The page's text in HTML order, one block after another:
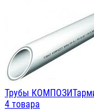
Трубы
4 товара